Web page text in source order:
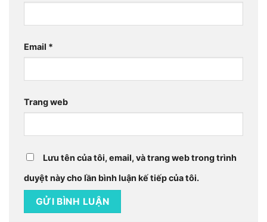
Email *
Trang web
Lưu tên của tôi, email, và trang web trong trình
duyệt này cho lần bình luận kế tiếp của tôi.